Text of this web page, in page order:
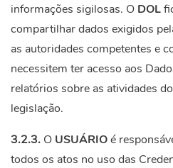
informações sigilosas. O DOL
compartilhar dados exigidos
as autoridades competentes e
necessitem ter acesso aos
relatórios sobre as atividades do
legislação.
3.2.3. O USUÁRIOé
todos os atos no uso das